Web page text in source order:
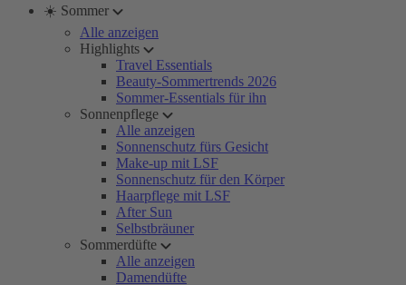
☀️ Sommer
Alle anzeigen
Highlights
Travel Essentials
Beauty-Sommertrends 2026
Sommer-Essentials für ihn
Sonnenpflege
Alle anzeigen
Sonnenschutz fürs Gesicht
Make-up mit LSF
Sonnenschutz für den Körper
Haarpflege mit LSF
After Sun
Selbstbräuner
Sommerdüfte
Alle anzeigen
Damendüfte